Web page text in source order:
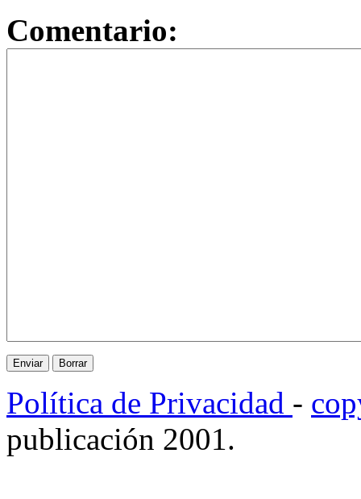
Comentario:
Política de Privacidad -
publicación 2001.